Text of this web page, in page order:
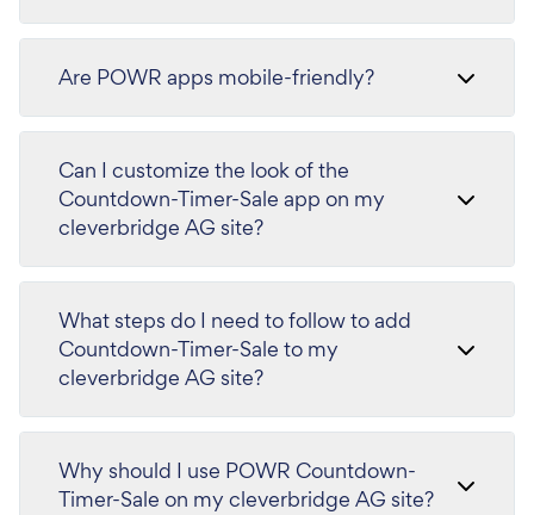
Are POWR apps mobile-friendly?
Can I customize the look of the
Countdown-Timer-Sale app on my
cleverbridge AG site?
What steps do I need to follow to add
Countdown-Timer-Sale to my
cleverbridge AG site?
Why should I use POWR Countdown-
Timer-Sale on my cleverbridge AG site?